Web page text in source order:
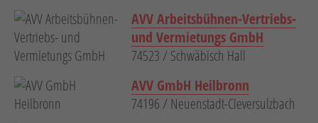
AVV Arbeitsbühnen-Vertriebs-
und Vermietungs GmbH
74523 / Schwäbisch Hall
AVV GmbH Heilbronn
74196 / Neuenstadt-Cleversulzbach